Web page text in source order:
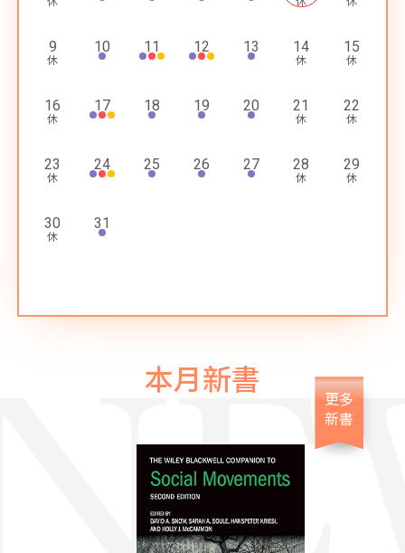
9 10 11 12 13 14 15
16 17 18 19 20 21 22
23 24 25 26 27 28 29
30 31
本月新書
更多
新書